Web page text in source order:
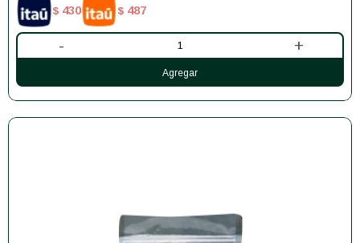
$ 430 $ 487
- +